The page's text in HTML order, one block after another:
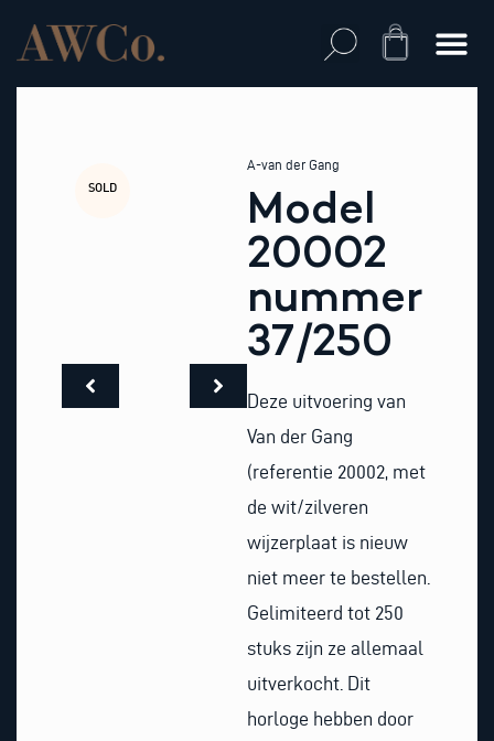
content
Cart
SOLD
A-van der Gang
Model
20002
nummer
37/250
Deze uitvoering van
Van der Gang
(referentie 20002, met
de wit/zilveren
wijzerplaat is nieuw
niet meer te bestellen.
Gelimiteerd tot 250
stuks zijn ze allemaal
uitverkocht. Dit
horloge hebben door